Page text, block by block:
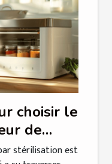
choisir le
de
stérilisation est